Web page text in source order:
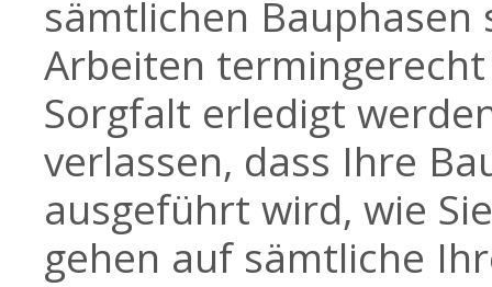
sämtlichen
Arbeiten
Sorgfalt erledigt
verlassen, dass Ihre
ausgeführt wird, wie
gehen auf sämtliche